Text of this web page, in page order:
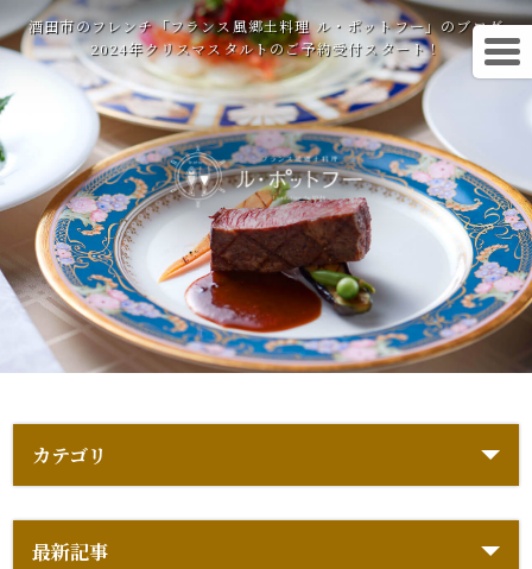
酒田市のフレンチ「フランス風郷土料理 ル・ポットフー」のブログ
2024年クリスマスタルトのご予約受付スタート！
カテゴリ
最新記事